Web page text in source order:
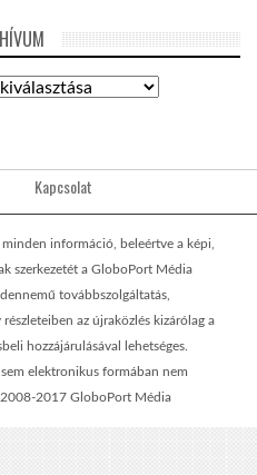
Kapcsolat
információ, beleértve a képi,
szerkezetét a GloboPort Média
továbbszolgáltatás,
az újraközlés kizárólag a
hozzájárulásával lehetséges.
elektronikus formában nem
2017 GloboPort Média